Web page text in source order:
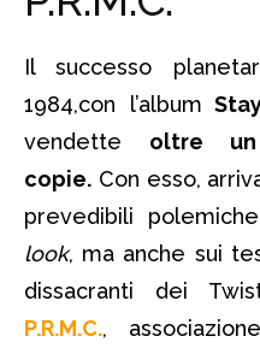
Il successo
1984,con l’album
vendette oltre
copie. Con esso,
prevedibili
look, ma anche sui
dissacranti dei
P.R.M.C.,